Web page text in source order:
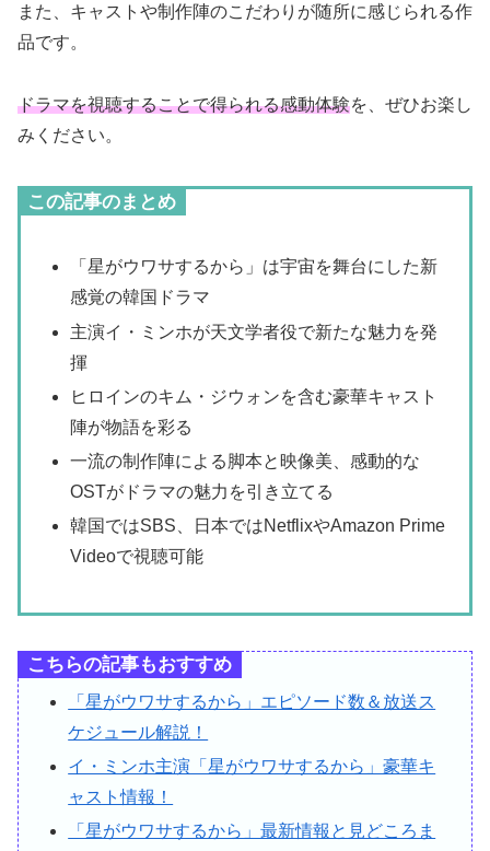
また、キャストや制作陣のこだわりが随所に感じられる作
品です。
ドラマを視聴することで得られる感動体験を、ぜひお楽し
みください。
この記事のまとめ
「星がウワサするから」は宇宙を舞台にした新
感覚の韓国ドラマ
主演イ・ミンホが天文学者役で新たな魅力を発
揮
ヒロインのキム・ジウォンを含む豪華キャスト
陣が物語を彩る
一流の制作陣による脚本と映像美、感動的な
OSTがドラマの魅力を引き立てる
韓国ではSBS、日本ではNetflixやAmazon Prime
Videoで視聴可能
こちらの記事もおすすめ
「星がウワサするから」エピソード数＆放送ス
ケジュール解説！
イ・ミンホ主演「星がウワサするから」豪華キ
ャスト情報！
「星がウワサするから」最新情報と見どころま